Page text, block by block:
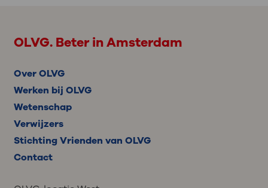
OLVG. Beter in Amsterdam
Over OLVG
Werken bij OLVG
Wetenschap
Verwijzers
Stichting Vrienden van OLVG
Contact